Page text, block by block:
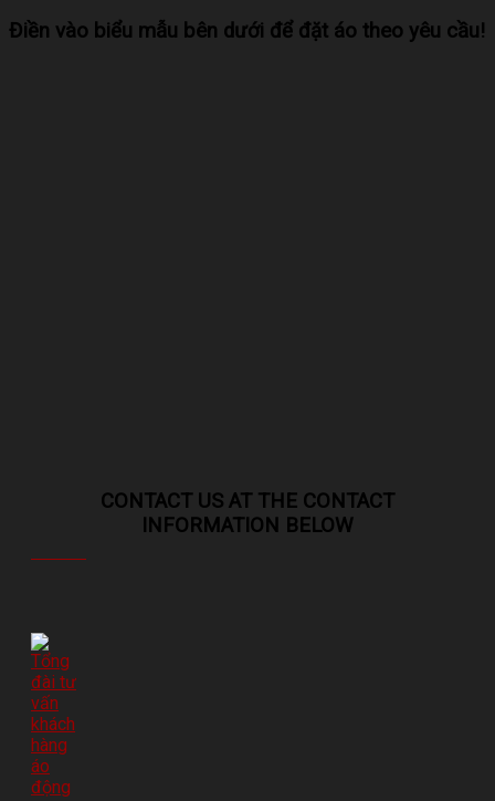
Điền vào biểu mẫu bên dưới để đặt áo theo yêu cầu!
CONTACT US AT THE CONTACT
INFORMATION BELOW